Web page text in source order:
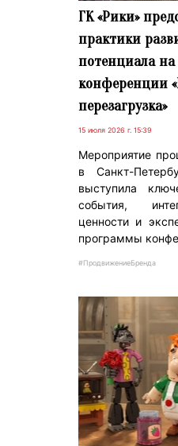
ГК «Рики»
практики
потенциала на
конференции
перезагрузка»
15 июля 2026 г. 15:39
Мероприятие
в Санкт-
выступила
события,
ценности и
программы
#ПродвижениеБренда